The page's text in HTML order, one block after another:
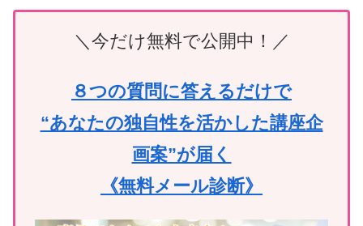
＼今だけ無料で公開中！／
８つの質問に答えるだけで
“あなたの独自性を活かした講座企
画案”が届く
《無料メール診断》